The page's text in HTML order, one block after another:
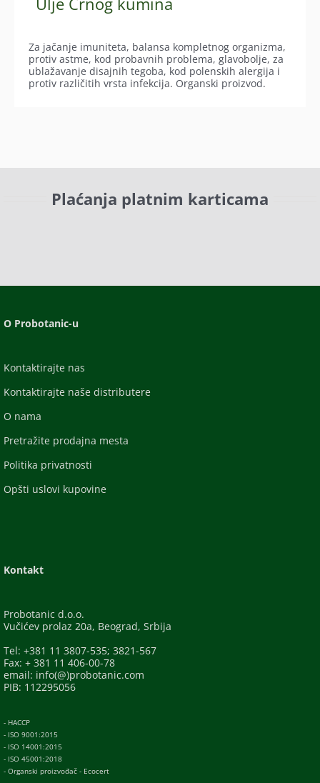
Za jačanje imuniteta, balansa kompletnog organizma,
protiv astme, kod probavnih problema, glavobolje, za
ublažavanje disajnih tegoba, kod polenskih alergija i
protiv različitih vrsta infekcija. Organski proizvod.
Plaćanja platnim karticama
O Probotanic-u
Kontaktirajte nas
Kontaktirajte naše distributere
O nama
Pretražite prodajna mesta
Politika privatnosti
Opšti uslovi kupovine
Kontakt
Probotanic d.o.o.
Vučićev prolaz 20a, Beograd, Srbija
Tel: +381 11 3807-535; 3821-567
Fax: + 381 11 406-00-78
email: info(@)probotanic.com
PIB: 112295056
- HACCP
- ISO 9001:2015
- ISO 14001:2015
- ISO 45001:2018
- Organski proizvođač - Ecocert